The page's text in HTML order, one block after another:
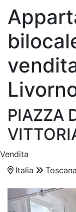
PIAZZA
Vendita
Italia
Toscana